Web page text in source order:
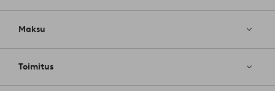
Maksu
Toimitus